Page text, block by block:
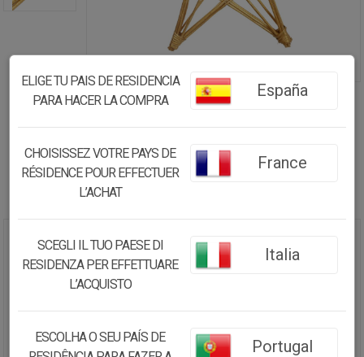
ESTRELLA DECORACIÓN DE
MIMBRE DORADA 85X85X5
24.81€
23.57€
ELIGE TU PAIS DE RESIDENCIA
PARA HACER LA COMPRA
España
CHOISISSEZ VOTRE PAYS DE
RÉSIDENCE POUR EFFECTUER
L’ACHAT
France
SCEGLI IL TUO PAESE DI
RESIDENZA PER EFFETTUARE
L’ACQUISTO
Italia
ESCOLHA O SEU PAÍS DE
Portugal